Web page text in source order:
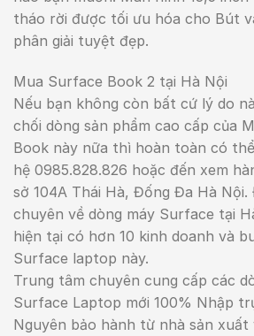
tháo rời được tối ưu hóa cho Bút
phân giải tuyệt đẹp.
Mua Surface Book 2 tại Hà Nội
Nếu bạn không còn bất cứ lý do
chối dòng sản phẩm cao cấp của
Book này nữa thì hoàn toàn có
hệ 0985.828.826 hoặc đến xem
sở 104A Thái Hà, Đống Đa Hà
chuyên về dòng máy Surface tại
hiện tại có hơn 10 kinh doanh và
Surface laptop này.
Trung tâm chuyên cung cấp các
Surface Laptop mới 100% Nhập
Nguyên bảo hành từ nhà sản xuất